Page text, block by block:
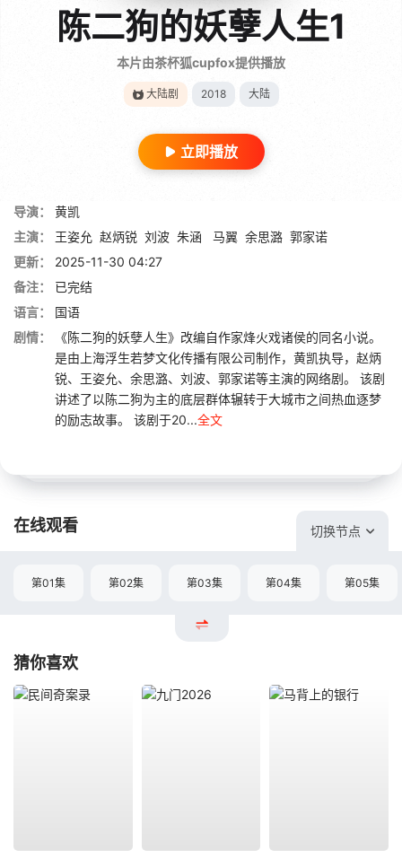
陈二狗的妖孽人生1
本片由茶杯狐cupfox提供播放
大陆剧 2018 大陆
立即播放
导演：
黄凯
主演：
王姿允 赵炳锐 刘波 朱涵 马翼 余思潞 郭家诺
更新：
2025-11-30 04:27
备注：
已完结
语言：
国语
剧情：
《陈二狗的妖孽人生》改编自作家烽火戏诸侯的同名小说。
是由上海浮生若梦文化传播有限公司制作，黄凯执导，赵炳
锐、王姿允、余思潞、刘波、郭家诺等主演的网络剧。 该剧
讲述了以陈二狗为主的底层群体辗转于大城市之间热血逐梦
的励志故事。 该剧于20...全文
在线观看 切换节点
第01集 第02集 第03集 第04集 第05集
猜你喜欢